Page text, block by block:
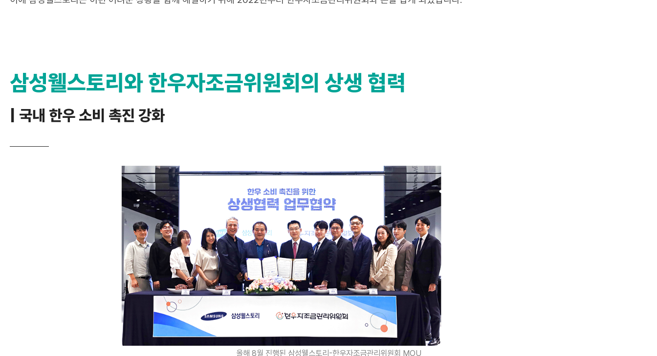
사실 최근 국내 한우 농가들은 무척 힘든 상황인데요. 세계적으로 곡물 인플레이션이 일어나면서 생산비용이 천정부지로 상승했을 뿐 아니
감소하는 등 예상치 못한 경제적 어려움에 직면했기 때문입니다.
농가가 한우 한 마리를 출하할 때마다 평균 142만원 적자가 발생하고 있다고 하니… 국내 한우 농가에 힘을 보태야 할 상황
한국농촌경제연구원에 따르면, 안정▶주의▶경계▶심각의 4단계로 구분했을 때 현재는
심각 단계
이에 삼성웰스토리는 이런 어려운 상황을 함께 해결하기 위해 2022년부터 한우자조금관리위원회와 손을 잡게 되었답니다.